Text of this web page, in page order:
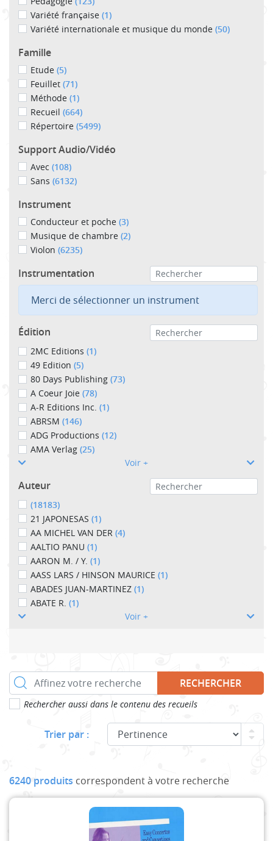
Variété française (1)
Variété internationale et musique du monde (50)
Famille
Etude (5)
Feuillet (71)
Méthode (1)
Recueil (664)
Répertoire (5499)
Support Audio/Vidéo
Avec (108)
Sans (6132)
Instrument
Conducteur et poche (3)
Musique de chambre (2)
Violon (6235)
Instrumentation
Merci de sélectionner un instrument
Édition
2MC Editions (1)
49 Edition (5)
80 Days Publishing (73)
A Coeur Joie (78)
A-R Editions Inc. (1)
ABRSM (146)
ADG Productions (12)
AMA Verlag (25)
Voir +
Auteur
(18183)
21 JAPONESAS (1)
AA MICHEL VAN DER (4)
AALTIO PANU (1)
AARON M. / Y. (1)
AASS LARS / HINSON MAURICE (1)
ABADES JUAN-MARTINEZ (1)
ABATE R. (1)
Voir +
RECHERCHER
Rechercher aussi dans le contenu des recueils
Trier par :
6240 produits correspondent à votre recherche